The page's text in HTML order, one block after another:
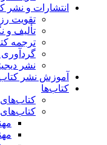
انتشارات و نشر
تقویت
تألیف و
ترجمه
گردآوری
نشر
آموزش نشر
کتاب‌ها
کتاب‌های